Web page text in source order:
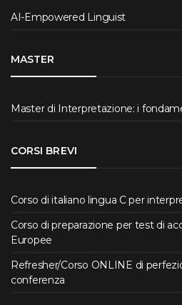
AI-Empowered Linguist
MASTER
Master di Interpretazione: i
CORSI BREVI
Corso di italiano lingua C per
Corso di preparazione per test di
Europee
Refresher/Corso ONLINE di
conferenza